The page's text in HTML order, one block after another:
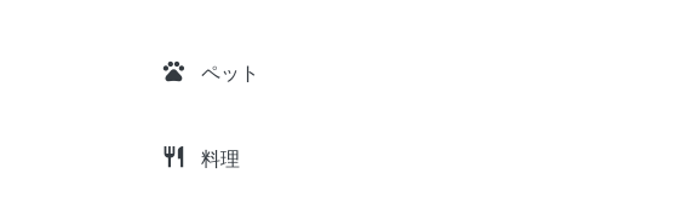
pets ペット
restaurant 料理